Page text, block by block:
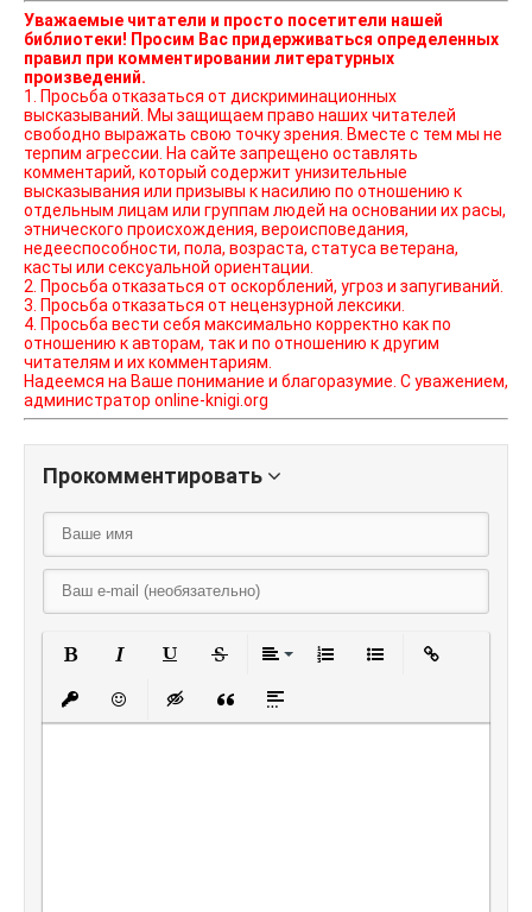
Уважаемые читатели и просто посетители нашей
библиотеки! Просим Вас придерживаться определенных
правил при комментировании литературных
произведений.
1. Просьба отказаться от дискриминационных
высказываний. Мы защищаем право наших читателей
свободно выражать свою точку зрения. Вместе с тем мы не
терпим агрессии. На сайте запрещено оставлять
комментарий, который содержит унизительные
высказывания или призывы к насилию по отношению к
отдельным лицам или группам людей на основании их расы,
этнического происхождения, вероисповедания,
недееспособности, пола, возраста, статуса ветерана,
касты или сексуальной ориентации.
2. Просьба отказаться от оскорблений, угроз и запугиваний.
3. Просьба отказаться от нецензурной лексики.
4. Просьба вести себя максимально корректно как по
отношению к авторам, так и по отношению к другим
читателям и их комментариям.
Надеемся на Ваше понимание и благоразумие. С уважением,
администратор online-knigi.org
Прокомментировать
Вставить защищенную ссылку
Вставить смайлик
Вставка скрытого текста
Вставка цитаты
Вставка спойлера